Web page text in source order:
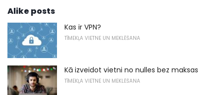
Alike posts
Kas ir VPN?
TĪMEKĻA VIETNE UN MEKLĒŠANA
Kā izveidot vietni no nulles bez maksas
TĪMEKĻA VIETNE UN MEKLĒŠANA